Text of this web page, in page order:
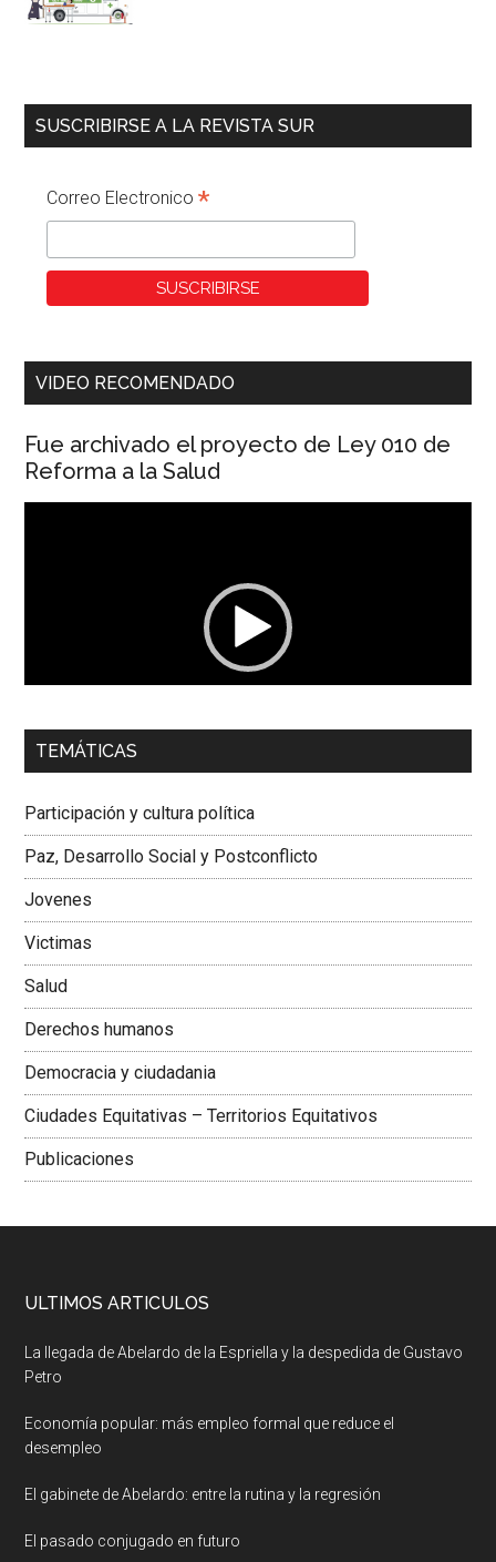
SUSCRIBIRSE A LA REVISTA SUR
Correo Electronico*
VIDEO RECOMENDADO
Fue archivado el proyecto de Ley 010 de
Reforma a la Salud
00:00 01:04
Dra. Carolina Corcho Mejía,Presidenta Corporación
Colombiana
TEMÁTICAS
Participación y cultura política
Paz, Desarrollo Social y Postconflicto
Jovenes
Victimas
Salud
Derechos humanos
Democracia y ciudadania
Ciudades Equitativas – Territorios Equitativos
Publicaciones
ULTIMOS ARTICULOS
La llegada de Abelardo de la Espriella y la despedida de Gustavo
Petro
Economía popular: más empleo formal que reduce el
desempleo
El gabinete de Abelardo: entre la rutina y la regresión
El pasado conjugado en futuro